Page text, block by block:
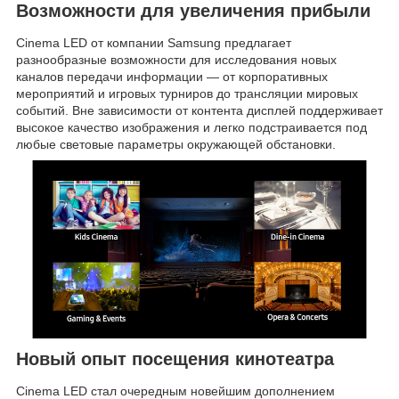
Возможности для увеличения прибыли
Cinema LED от компании Samsung предлагает
разнообразные возможности для исследования новых
каналов передачи информации — от корпоративных
мероприятий и игровых турниров до трансляции мировых
событий. Вне зависимости от контента дисплей поддерживает
высокое качество изображения и легко подстраивается под
любые световые параметры окружающей обстановки.
Новый опыт посещения кинотеатра
Cinema LED стал очередным новейшим дополнением